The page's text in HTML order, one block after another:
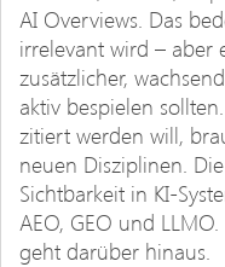
AI Overviews. Das
irrelevant wird – aber
zusätzlicher,
aktiv bespielen
zitiert werden will,
neuen Disziplinen.
Sichtbarkeit in KI-
AEO, GEO und
geht darüber hinaus.